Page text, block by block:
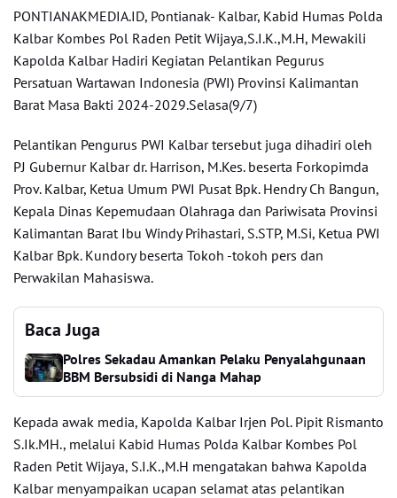
PONTIANAKMEDIA.ID, Pontianak- Kalbar, Kabid Humas Polda
Kalbar Kombes Pol Raden Petit Wijaya,S.I.K.,M.H, Mewakili
Kapolda Kalbar Hadiri Kegiatan Pelantikan Pegurus
Persatuan Wartawan Indonesia (PWI) Provinsi Kalimantan
Barat Masa Bakti 2024-2029.Selasa(9/7)
Pelantikan Pengurus PWI Kalbar tersebut juga dihadiri oleh
PJ Gubernur Kalbar dr. Harrison, M.Kes. beserta Forkopimda
Prov. Kalbar, Ketua Umum PWI Pusat Bpk. Hendry Ch Bangun,
Kepala Dinas Kepemudaan Olahraga dan Pariwisata Provinsi
Kalimantan Barat Ibu Windy Prihastari, S.STP, M.Si, Ketua PWI
Kalbar Bpk. Kundory beserta Tokoh -tokoh pers dan
Perwakilan Mahasiswa.
Baca Juga
Polres Sekadau Amankan Pelaku Penyalahgunaan
BBM Bersubsidi di Nanga Mahap
Kepada awak media, Kapolda Kalbar Irjen Pol. Pipit Rismanto
S.Ik.MH., melalui Kabid Humas Polda Kalbar Kombes Pol
Raden Petit Wijaya, S.I.K.,M.H mengatakan bahwa Kapolda
Kalbar menyampaikan ucapan selamat atas pelantikan